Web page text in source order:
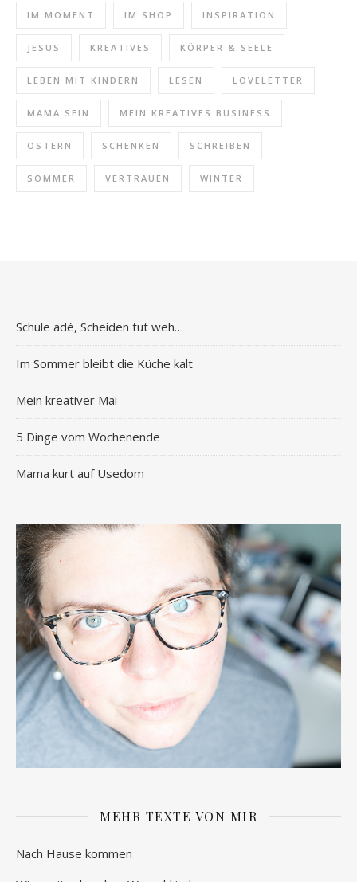
IM MOMENT IM SHOP INSPIRATION
JESUS KREATIVES KÖRPER & SEELE
LEBEN MIT KINDERN LESEN LOVELETTER
MAMA SEIN MEIN KREATIVES BUSINESS
OSTERN SCHENKEN SCHREIBEN
SOMMER VERTRAUEN WINTER
Schule adé, Scheiden tut weh…
Im Sommer bleibt die Küche kalt
Mein kreativer Mai
5 Dinge vom Wochenende
Mama kurt auf Usedom
MEHR TEXTE VON MIR
Nach Hause kommen